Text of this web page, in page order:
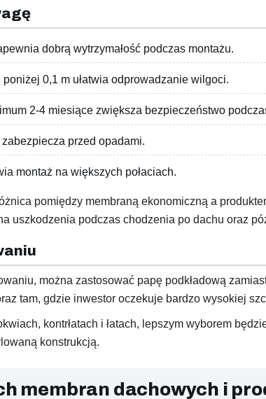
dobrą wytrzymałość podczas montażu.
0,1 m ułatwia odprowadzanie wilgoci.
2-4 miesiące zwiększa bezpieczeństwo
przed opadami.
montaż na większych połaciach.
pomiędzy membraną ekonomiczną a
uszkodzenia podczas chodzenia po dachu oraz
można zastosować papę podkładową
tam, gdzie inwestor oczekuje bardzo wysokiej
kontrłatach i łatach, lepszym wyborem
konstrukcją.
membran dachowych i